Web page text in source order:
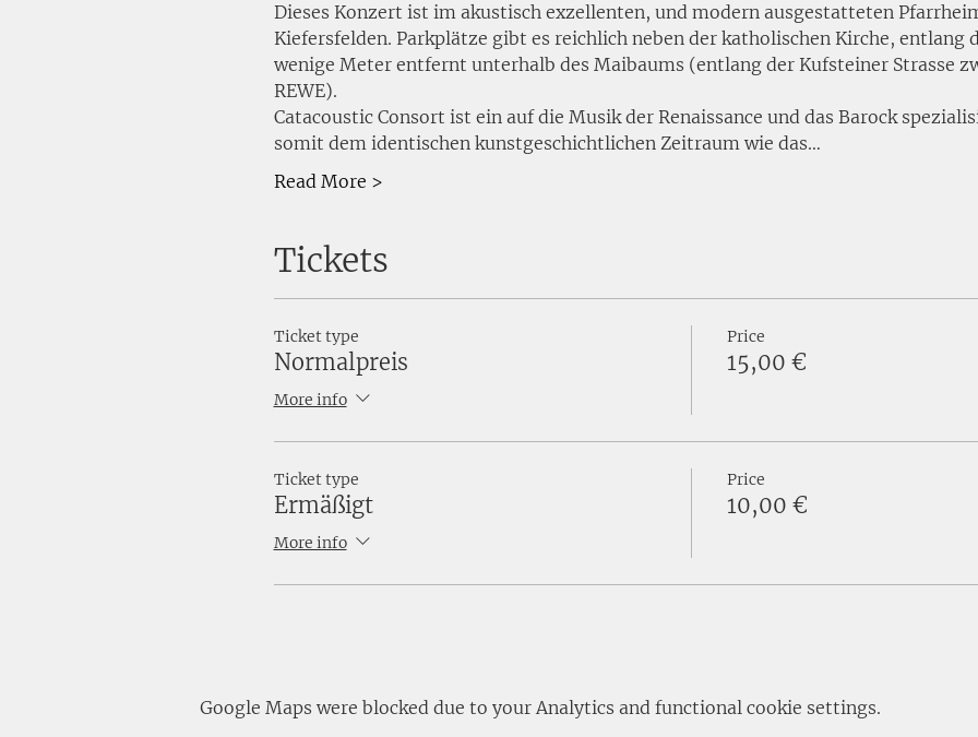
Dieses Konzert ist im akustisch exzellenten, und modern ausgestatteten
Kiefersfelden. Parkplätze gibt es reichlich neben der katholischen Kirche, entlang
wenige Meter entfernt unterhalb des Maibaums (entlang der Kufsteiner Strasse
REWE).
Catacoustic Consort ist ein auf die Musik der Renaissance und das Barock
somit dem identischen kunstgeschichtlichen Zeitraum wie das…
Read More >
Tickets
Ticket type
Normalpreis
More info
Price
15,00 €
Ticket type
Ermäßigt
More info
Price
10,00 €
Google Maps were blocked due to your Analytics and functional cookie settings.